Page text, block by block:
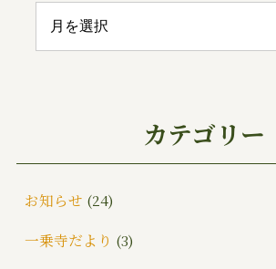
カテゴリー
お知らせ (24)
一乗寺だより (3)